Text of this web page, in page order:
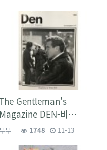
Gentleman's
Magazine DEN-비…
무 1748 11-13